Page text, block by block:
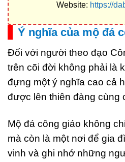
Website: https://
Ý nghĩa của mộ đá
Đối với người theo đạo
trên cõi đời không phải là
đựng một ý nghĩa cao cả
được lên thiên đàng cùng
Mộ đá công giáo không
mà còn là một nơi để gia
vinh và ghi nhớ những